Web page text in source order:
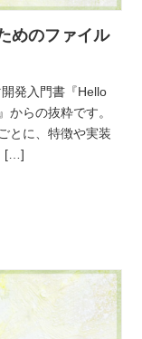
めのファイル
発入門書『Hello
からの抜粋です。
とに、特徴や実装
[…]